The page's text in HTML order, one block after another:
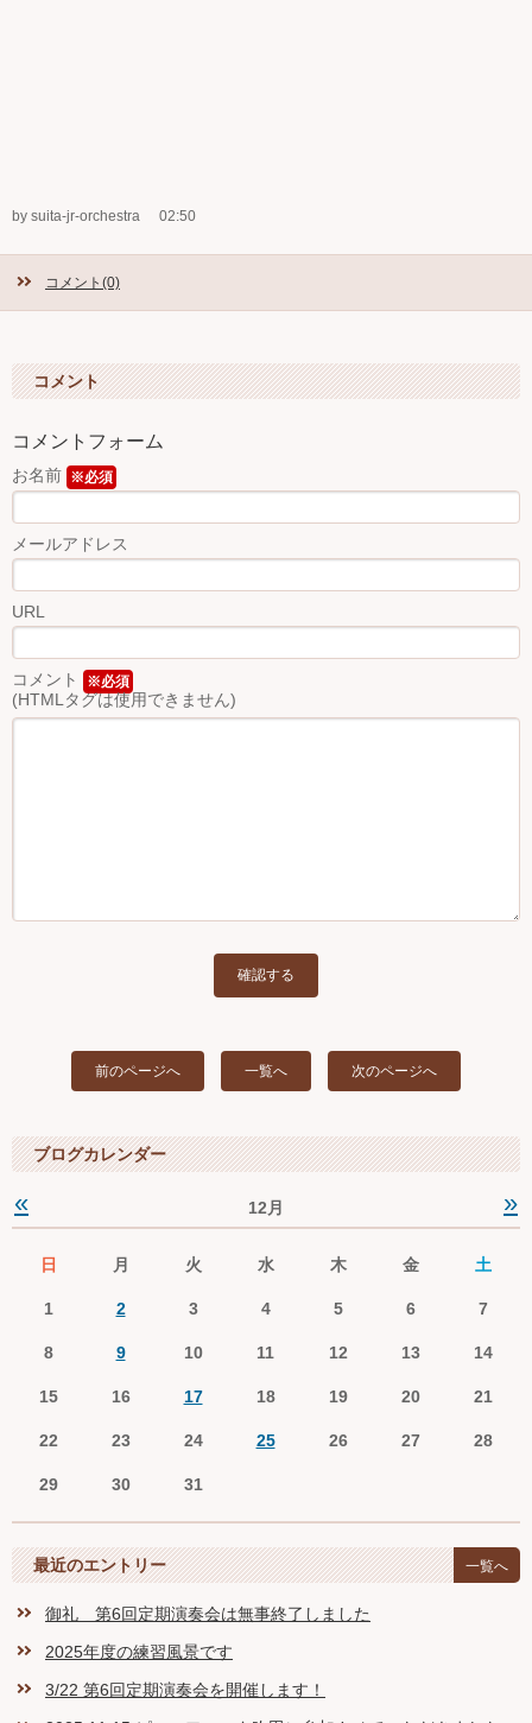
by suita-jr-orchestra 02:50
コメント(0)
コメント
コメントフォーム
お名前 ※必須
メールアドレス
URL
コメント ※必須
(HTMLタグは使用できません)
前のページへ 一覧へ 次のページへ
ブログカレンダー
« 12月 »
日 月 火 水 木 金 土
1 2 3 4 5 6 7
8 9 10 11 12 13 14
15 16 17 18 19 20 21
22 23 24 25 26 27 28
29 30 31
最近のエントリー 一覧へ
御礼 第6回定期演奏会は無事終了しました
2025年度の練習風景です
3/22 第6回定期演奏会を開催します！